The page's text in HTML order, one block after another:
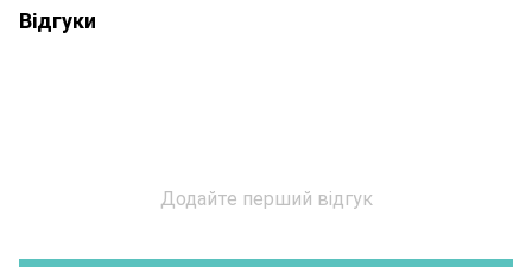
Відгуки
Додайте перший відгук